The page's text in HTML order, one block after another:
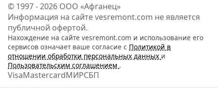
Расходные материалы 3
© 1997 - 2026 ООО «Афганец»
Информация на сайте vesremont.com не является
публичной офертой.
Нахождение на сайте vesremont.com и использование его
сервисов означает ваше согласие с Политикой в
отношении обработки персональных данных и
Пользовательским соглашением .
VisaMastercardМИРСБП